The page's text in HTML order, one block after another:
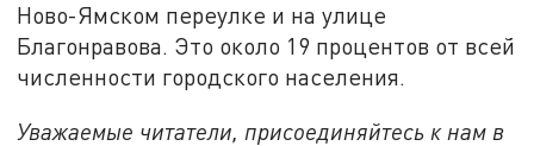
Ново-Ямском переулке и на улице
Благонравова. Это около 19 процентов от всей
численности городского населения.
Уважаемые читатели, присоединяйтесь к нам в